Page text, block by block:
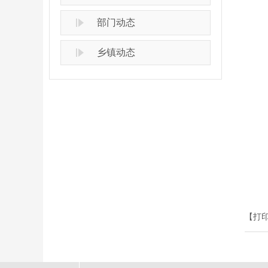
部门动态
乡镇动态
【打